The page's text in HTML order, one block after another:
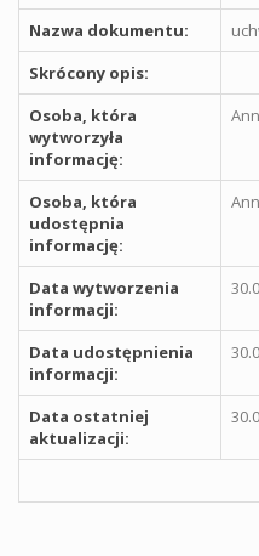
Nazwa dokumentu:
Skrócony opis:
Osoba, która
wytworzyła
informację:
Osoba, która
udostępnia
informację:
Data wytworzenia
informacji:
Data udostępnienia
informacji:
Data ostatniej
aktualizacji: